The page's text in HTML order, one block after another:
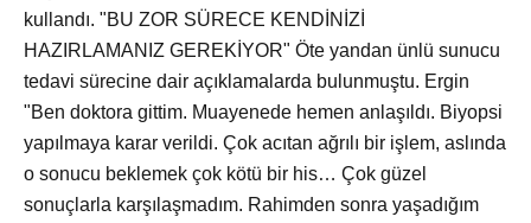
kullandı. "BU ZOR SÜRECE KENDİNİZİ
HAZIRLAMANIZ GEREKİYOR" Öte yandan ünlü sunucu
tedavi sürecine dair açıklamalarda bulunmuştu. Ergin
"Ben doktora gittim. Muayenede hemen anlaşıldı. Biyopsi
yapılmaya karar verildi. Çok acıtan ağrılı bir işlem, aslında
o sonucu beklemek çok kötü bir his… Çok güzel
sonuçlarla karşılaşmadım. Rahimden sonra yaşadığım